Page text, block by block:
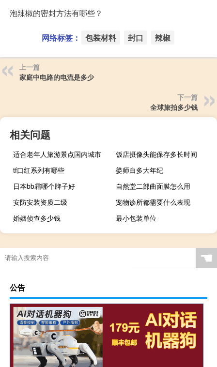
泡辣椒的密封方法有哪些？
网络标签： 包装材料 封口 辣椒
上一篇
家庭中电路的电流是多少
下一篇
全球旅拍多少钱
相关问题
适合老年人旅游景点国内城市
饭店摄像头能保存多长时间
tf口红系列有哪些
娄师白多大年纪
日本bb霜哪个牌子好
自然堂二部曲面膜怎么用
安防安装资质二级
宠物诊所都需要什么表现
婚姻侦查多少钱
最小包装单位
☚
公告